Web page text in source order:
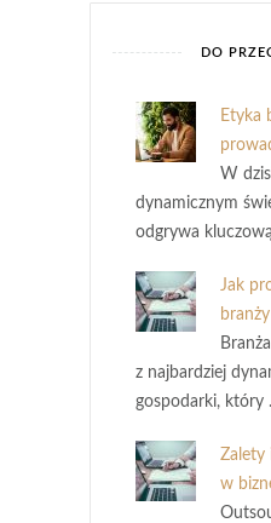
DO
Etyka
W
dynamicznym
odgrywa
Jak
z najbardziej
gospodarki, który
Zalety
w